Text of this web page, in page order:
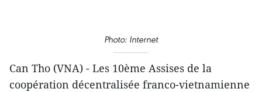
Photo: Internet
Can Tho (VNA) - Les 10ème Assises de la
coopération décentralisée franco-vietnamienne